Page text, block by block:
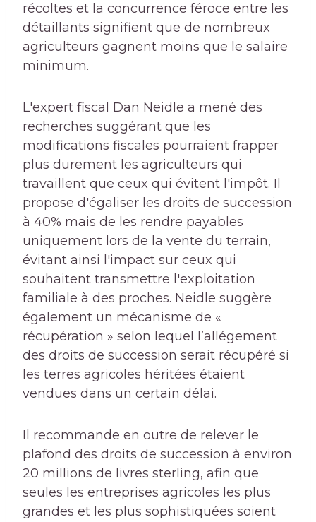
récoltes et la concurrence féroce entre les
détaillants signifient que de nombreux
agriculteurs gagnent moins que le salaire
minimum.
L'expert fiscal Dan Neidle a mené des
recherches suggérant que les
modifications fiscales pourraient frapper
plus durement les agriculteurs qui
travaillent que ceux qui évitent l'impôt. Il
propose d'égaliser les droits de succession
à 40% mais de les rendre payables
uniquement lors de la vente du terrain,
évitant ainsi l'impact sur ceux qui
souhaitent transmettre l'exploitation
familiale à des proches. Neidle suggère
également un mécanisme de «
récupération » selon lequel l’allégement
des droits de succession serait récupéré si
les terres agricoles héritées étaient
vendues dans un certain délai.
Il recommande en outre de relever le
plafond des droits de succession à environ
20 millions de livres sterling, afin que
seules les entreprises agricoles les plus
grandes et les plus sophistiquées soient